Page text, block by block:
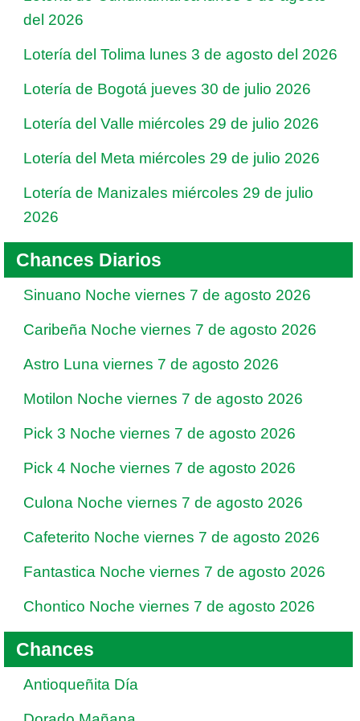
del 2026
Lotería del Tolima lunes 3 de agosto del 2026
Lotería de Bogotá jueves 30 de julio 2026
Lotería del Valle miércoles 29 de julio 2026
Lotería del Meta miércoles 29 de julio 2026
Lotería de Manizales miércoles 29 de julio
2026
Chances Diarios
Sinuano Noche viernes 7 de agosto 2026
Caribeña Noche viernes 7 de agosto 2026
Astro Luna viernes 7 de agosto 2026
Motilon Noche viernes 7 de agosto 2026
Pick 3 Noche viernes 7 de agosto 2026
Pick 4 Noche viernes 7 de agosto 2026
Culona Noche viernes 7 de agosto 2026
Cafeterito Noche viernes 7 de agosto 2026
Fantastica Noche viernes 7 de agosto 2026
Chontico Noche viernes 7 de agosto 2026
Chances
Antioqueñita Día